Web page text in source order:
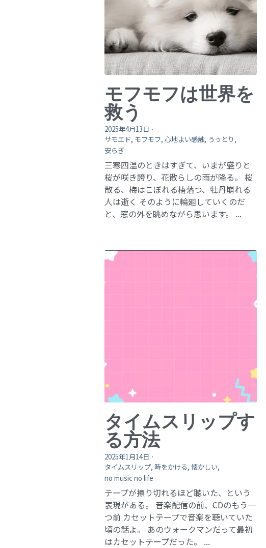
モフモフは世界を
救う
2025年4月13日 ·
サモエド, モフモフ, 心地よい感触, うっとり,
安らぎ
三寒四温のときはすぎて、いまが盛りと
桜が咲き誇り、花散らしの雨が降る。 桜
散る、梅はこぼれる椿落つ、牡丹崩れる
人は逝く そのように輪廻していくのだ
と、窓の外を眺めながら思います。 ...
タイムスリップす
る方法
2025年1月14日 ·
タイムスリップ, 時をかける, 懐かしい,
no music no life
テープが擦り切れるほど聴いた、という
表現がある。 音楽配信の前、CDのもう一
つ前 カセットテープで音楽を聴いていた
頃の話よ。 あのウォークマンだって最初
はカセットテープだった。 ...